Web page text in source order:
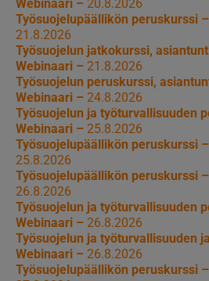
Webinaari – 20.8.2026
Työsuojelupäällikön peruskurssi
21.8.2026
Työsuojelun jatkokurssi,
Webinaari – 21.8.2026
Työsuojelun peruskurssi,
Webinaari – 24.8.2026
Työsuojelun ja työturvallisuuden
Webinaari – 25.8.2026
Työsuojelupäällikön peruskurssi
25.8.2026
Työsuojelupäällikön peruskurssi
26.8.2026
Työsuojelun ja työturvallisuuden
Webinaari – 26.8.2026
Työsuojelun ja työturvallisuuden
Webinaari – 26.8.2026
Työsuojelupäällikön peruskurssi